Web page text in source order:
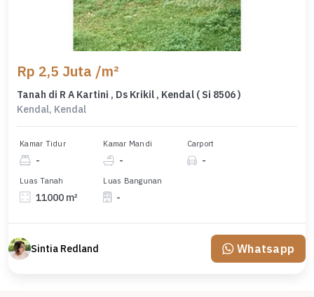
Rp 2,5 Juta /m²
Tanah di R A Kartini , Ds Krikil , Kendal ( Si 8506 )
Kendal, Kendal
Kamar Tidur
-
Kamar Mandi
-
Carport
-
Luas Tanah
11000 m²
Luas Bangunan
-
Sintia Redland Whatsapp